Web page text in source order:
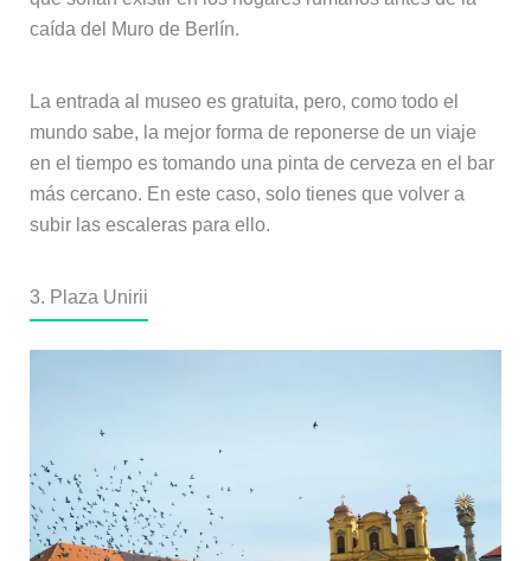
caída del Muro de Berlín.
La entrada al museo es gratuita, pero, como todo el
mundo sabe, la mejor forma de reponerse de un viaje
en el tiempo es tomando una pinta de cerveza en el bar
más cercano. En este caso, solo tienes que volver a
subir las escaleras para ello.
3. Plaza Unirii